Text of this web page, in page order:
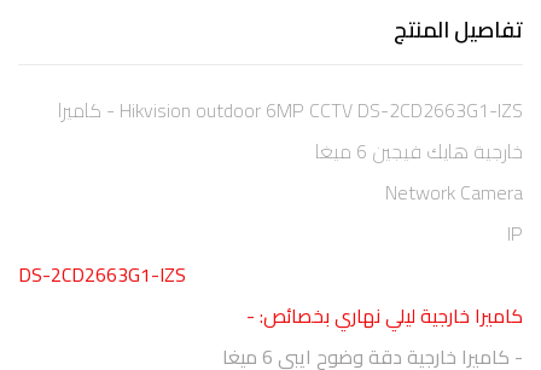
تفاصيل المنتج
Hikvision outdoor 6MP CCTV DS-2CD2663G1-IZS - كاميرا
خارجية هايك فيجين 6 ميغا
Network Camera
IP
DS-2CD2663G1-IZS
كاميرا خارجية ليلي نهاري بخصائص: -
- كاميرا خارجية دقة وضوح ايبي 6 ميغا